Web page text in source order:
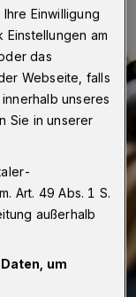
Einwilligung
am
das
Webseite, falls
unseres
Sie in unserer
Art. 49 Abs. 1 S.
außerhalb
um